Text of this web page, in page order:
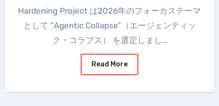
Hardening Project は2026年のフォーカステーマ
として “Agentic Collapse”（エージェンティッ
ク・コラプス） を選定しまし…
Read More